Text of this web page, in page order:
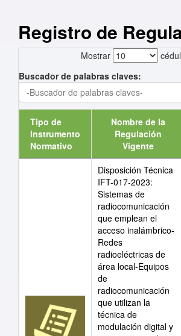
Registro de
Mostrar
Buscador de palabras claves:
Tipo de
Instrumento
Normativo
Nombre de la
Regulación
Vigente
Disposición Técnica
IFT-017-2023:
Sistemas de
radiocomunicación
que emplean el
acceso inalámbrico-
Redes
radioeléctricas de
área local-Equipos
de
radiocomunicación
que utilizan la
técnica de
modulación digital y